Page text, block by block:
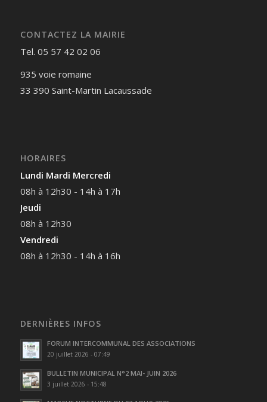
CONTACTEZ LA MAIRIE
Tel. 05 57 42 02 06
935 voie romaine
33 390 Saint-Martin Lacaussade
HORAIRES
Lundi Mardi Mercredi
08h à 12h30 - 14h à 17h
Jeudi
08h à 12h30
Vendredi
08h à 12h30 - 14h à 16h
DERNIÈRES INFOS
FORUM INTERCOMMUNAL DES ASSOCIATIONS
20 juillet 2026 - 07:49
BULLETIN MUNICIPAL N°2 MAI- JUIN 2026
3 juillet 2026 - 15:48